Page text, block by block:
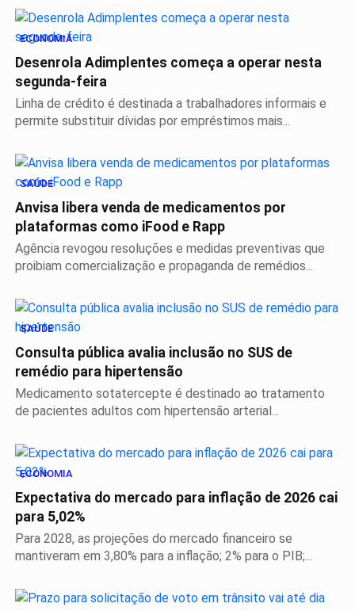
ECONOMIA
Desenrola Adimplentes começa a operar nesta
segunda-feira
Linha de crédito é destinada a trabalhadores informais e
permite substituir dívidas por empréstimos mais...
SAÚDE
Anvisa libera venda de medicamentos por
plataformas como iFood e Rapp
Agência revogou resoluções e medidas preventivas que
proibiam comercialização e propaganda de remédios...
SAÚDE
Consulta pública avalia inclusão no SUS de
remédio para hipertensão
Medicamento sotatercepte é destinado ao tratamento
de pacientes adultos com hipertensão arterial...
ECONOMIA
Expectativa do mercado para inflação de 2026 cai
para 5,02%
Para 2028, as projeções do mercado financeiro se
mantiveram em 3,80% para a inflação; 2% para o PIB;...